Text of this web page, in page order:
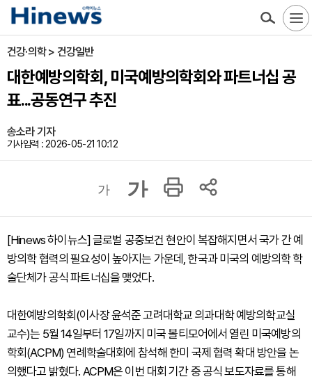
건강·의학 > 건강일반
대한예방의학회, 미국예방의학회와 파트너십 공
표...공동연구 추진
송소라 기자
기사입력 : 2026-05-21 10:12
가 가
[Hinews 하이뉴스] 글로벌 공중보건 현안이 복잡해지면서 국가 간 예
방의학 협력의 필요성이 높아지는 가운데, 한국과 미국의 예방의학 학
술단체가 공식 파트너십을 맺었다.
대한예방의학회(이사장 윤석준 고려대학교 의과대학 예방의학교실
교수)는 5월 14일부터 17일까지 미국 볼티모어에서 열린 미국예방의
학회(ACPM) 연례학술대회에 참석해 한미 국제 협력 확대 방안을 논
의했다고 밝혔다. ACPM은 이번 대회 기간 중 공식 보도자료를 통해